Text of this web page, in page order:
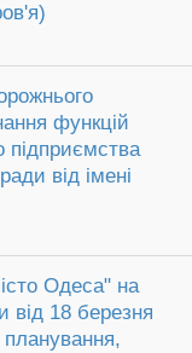
функцій
підприємства
від імені
Одеса" на
від 18 березня
планування,